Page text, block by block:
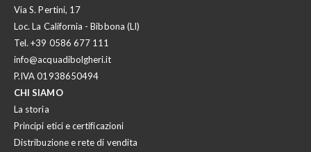
Via S. Pertini, 17
Loc. La California - Bibbona (LI)
Tel.+39 0586 677 111
info@acquadibolgheri.it
P.IVA 01938650494
CHI SIAMO
La storia
Principi etici e certificazioni
Distribuzione e rete di vendita